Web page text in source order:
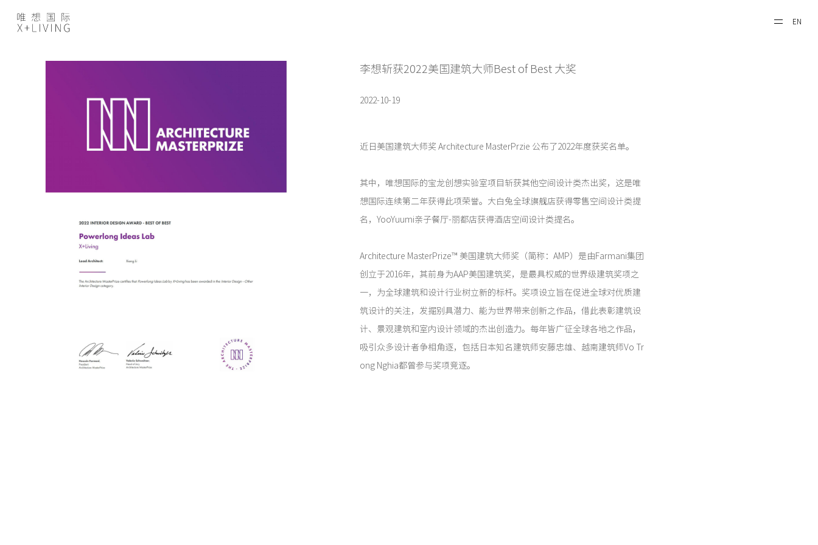
EN
李想斩获2022美国建筑大师Best of Best 大奖
2022-10-19
近日美国建筑大师奖 Architecture MasterPrzie 公布了2022年度获奖名单。
其中，唯想国际的宝龙创想实验室项目斩获其他空间设计类杰出奖，这是唯
想国际连续第二年获得此项荣誉。大白兔全球旗舰店获得零售空间设计类提
名，YooYuumi亲子餐厅-丽都店获得酒店空间设计类提名。
Architecture MasterPrize™ 美国建筑大师奖（简称：AMP）是由Farmani集团
创立于2016年，其前身为AAP美国建筑奖，是最具权威的世界级建筑奖项之
一，为全球建筑和设计行业树立新的标杆。奖项设立旨在促进全球对优质建
筑设计的关注，发掘别具潜力、能为世界带来创新之作品，借此表彰建筑设
计、景观建筑和室内设计领域的杰出创造力。每年皆广征全球各地之作品，
吸引众多设计者争相角逐，包括日本知名建筑师安藤忠雄、越南建筑师Vo Tr
ong Nghia都曾参与奖项竞逐。